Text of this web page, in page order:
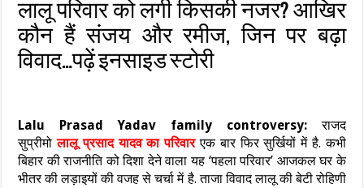
लालू परिवार को लगी किसकी नजर? आखिर
कौन हैं संजय और रमीज, जिन पर बढ़ा
विवाद…पढ़ें इनसाइड स्टोरी
Lalu Prasad Yadav family controversy:राजद
सुप्रीमोलालू प्रसाद यादव का परिवारएक बार फिर सुर्खियों में है. कभी
बिहार की राजनीति को दिशा देने वाला यह ‘पहला परिवार’ आजकल घर के
भीतर की लड़ाइयों की वजह से चर्चा में है. ताजा विवाद लालू की बेटी रोहिणी